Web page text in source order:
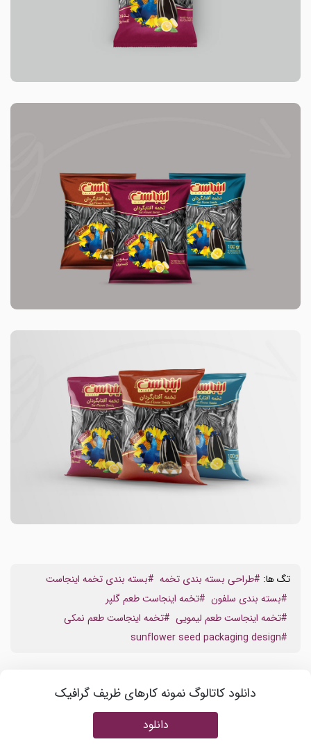
تگ ها: #طراحی بسته بندی تخمه #بسته بندی تخمه اینجاست
#بسته بندی سلفون #تخمه اینجاست طعم گلپر
#تخمه اینجاست طعم لیمویی #تخمه اینجاست طعم نمکی
#sunflower seed packaging design
دانلود کاتالوگ نمونه کارهای ظریف گرافیک
دانلود